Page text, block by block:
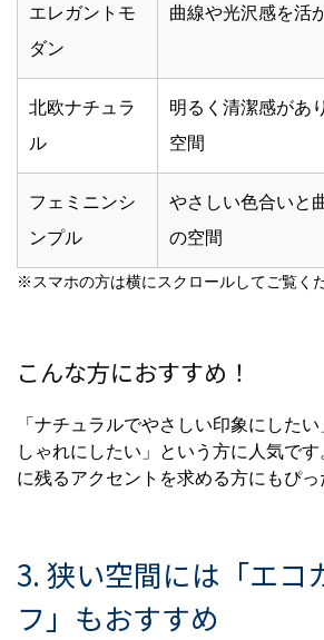
エレガントモ
ダン
曲線や光沢感を活
北欧ナチュラ
ル
明るく清潔感があ
空間
フェミニンシ
ンプル
やさしい色合いと
の空間
※スマホの方は横にスクロールしてご覧くだ
こんな方におすすめ！
「ナチュラルでやさしい印象にした
しゃれにしたい」という方に人気で
に残るアクセントを求める方にもぴっ
3. 狭い空間には「エコ
フ」もおすすめ